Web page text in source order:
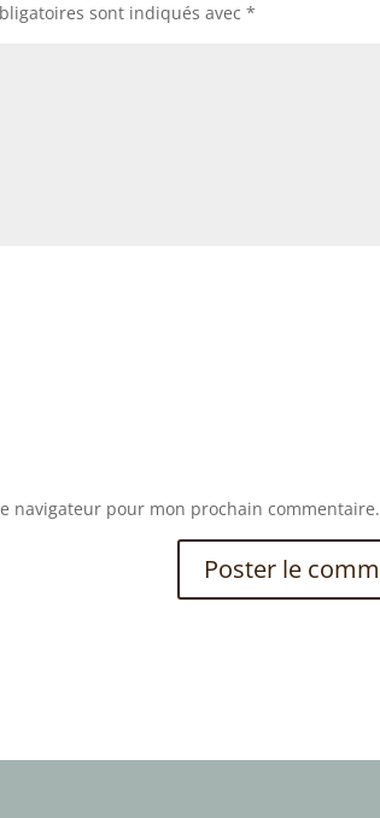
sont indiqués avec *
navigateur pour mon prochain commentaire.